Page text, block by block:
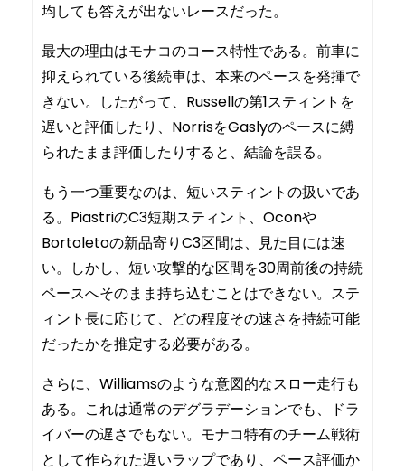
均しても答えが出ないレースだった。
最大の理由はモナコのコース特性である。前車に
抑えられている後続車は、本来のペースを発揮で
きない。したがって、Russellの第1スティントを
遅いと評価したり、NorrisをGaslyのペースに縛
られたまま評価したりすると、結論を誤る。
もう一つ重要なのは、短いスティントの扱いであ
る。PiastriのC3短期スティント、Oconや
Bortoletoの新品寄りC3区間は、見た目には速
い。しかし、短い攻撃的な区間を30周前後の持続
ペースへそのまま持ち込むことはできない。ステ
ィント長に応じて、どの程度その速さを持続可能
だったかを推定する必要がある。
さらに、Williamsのような意図的なスロー走行も
ある。これは通常のデグラデーションでも、ドラ
イバーの遅さでもない。モナコ特有のチーム戦術
として作られた遅いラップであり、ペース評価か